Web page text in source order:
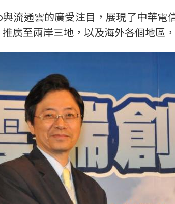
流通雲的廣受注目，展現了中華電
廣至兩岸三地，以及海外各個地區